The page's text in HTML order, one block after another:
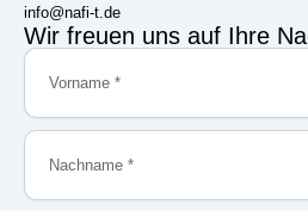
info@nafi-t.de
Wir freuen uns auf Ihre
Vorname
Nachname